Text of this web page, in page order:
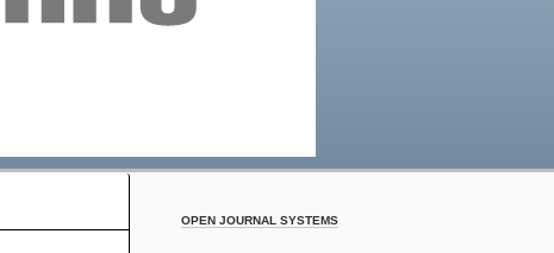
OPEN JOURNAL SYSTEMS